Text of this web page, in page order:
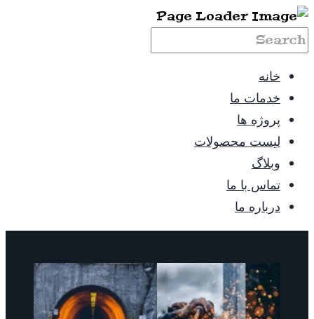
خانه
خدمات ما
پروژه ها
لیست محصولات
وبلاگ
تماس با ما
درباره ما